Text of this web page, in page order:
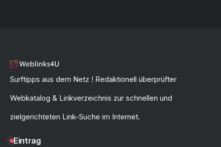
Surftipps aus dem Netz ! Redaktionell überprüfter
Webkatalog & Linkverzeichnis zur schnellen und
zielgerichteten Link-Suche im Internet.
Eintrag